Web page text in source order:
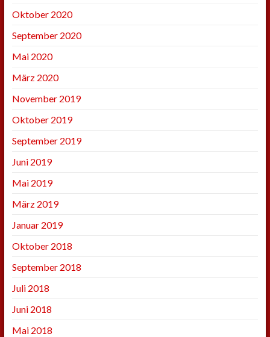
Oktober 2020
September 2020
Mai 2020
März 2020
November 2019
Oktober 2019
September 2019
Juni 2019
Mai 2019
März 2019
Januar 2019
Oktober 2018
September 2018
Juli 2018
Juni 2018
Mai 2018